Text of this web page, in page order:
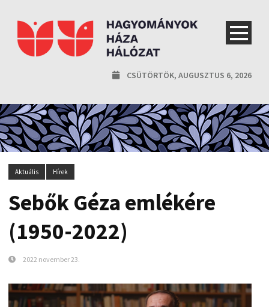
CSÜTÖRTÖK, AUGUSZTUS 6, 2026
Aktuális Hírek
Sebők Géza emlékére
(1950-2022)
2022 november 23.